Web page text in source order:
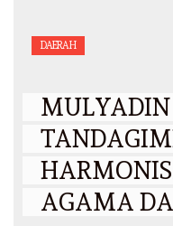
DAERAH
AGAMA